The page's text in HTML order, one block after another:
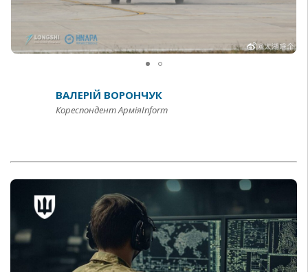
ВАЛЕРІЙ ВОРОНЧУК
Кореспондент АрміяInform